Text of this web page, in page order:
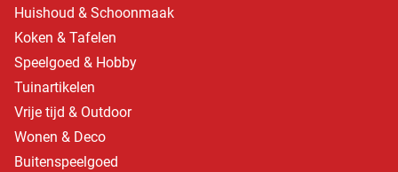
Huishoud & Schoonmaak
Koken & Tafelen
Speelgoed & Hobby
Tuinartikelen
Vrije tijd & Outdoor
Wonen & Deco
Buitenspeelgoed